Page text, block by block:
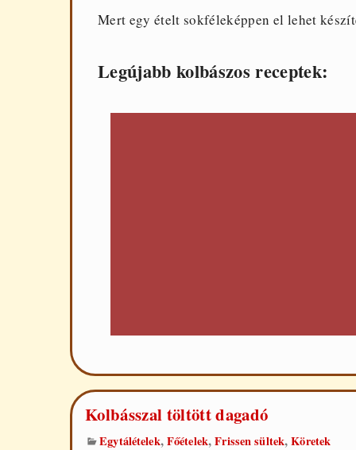
Mert egy ételt sokféleképpen el lehet
Legújabb kolbászos receptek:
Kolbásszal töltött dagadó
Egytálételek,Főételek,Frissen sültek,Köretek